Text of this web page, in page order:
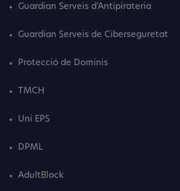
Guardian Serveis d'Antipirateria
Guardian Serveis de Ciberseguretat
Protecció de Dominis
TMCH
Uni EPS
DPML
AdultBlock